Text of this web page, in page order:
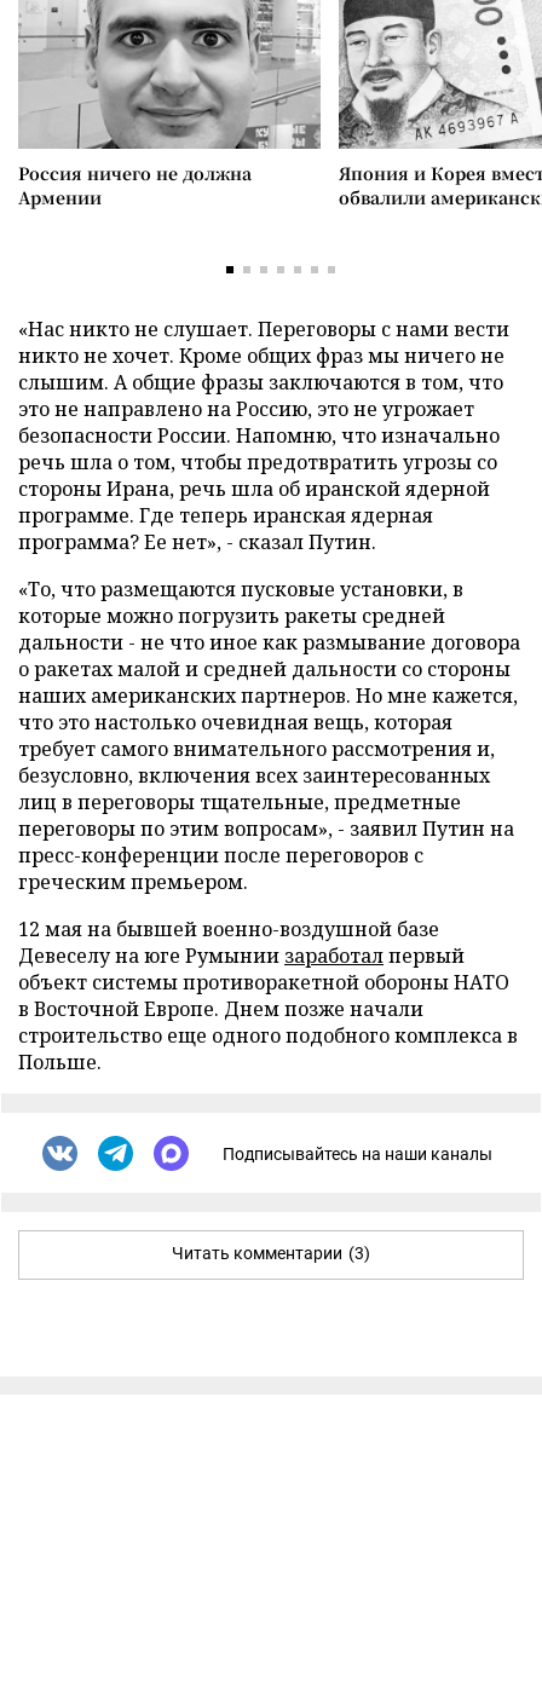
Россия ничего не должна
Армении
Япония и Корея
обвалили
«Нас никто не слушает. Переговоры с нами вести
никто не хочет. Кроме общих фраз мы ничего не
слышим. А общие фразы заключаются в том, что
это не направлено на Россию, это не угрожает
безопасности России. Напомню, что изначально
речь шла о том, чтобы предотвратить угрозы со
стороны Ирана, речь шла об иранской ядерной
программе. Где теперь иранская ядерная
программа? Ее нет», - сказал Путин.
«То, что размещаются пусковые установки, в
которые можно погрузить ракеты средней
дальности - не что иное как размывание договора
о ракетах малой и средней дальности со стороны
наших американских партнеров. Но мне кажется,
что это настолько очевидная вещь, которая
требует самого внимательного рассмотрения и,
безусловно, включения всех заинтересованных
лиц в переговоры тщательные, предметные
переговоры по этим вопросам», - заявил Путин на
пресс-конференции после переговоров с
греческим премьером.
12 мая на бывшей военно-воздушной базе
Девеселу на юге Румынии заработалпервый
объект системы противоракетной обороны НАТО
в Восточной Европе. Днем позже начали
строительство еще одного подобного комплекса в
Польше.
Подписывайтесь на наши каналы
Читать комментарии (3)